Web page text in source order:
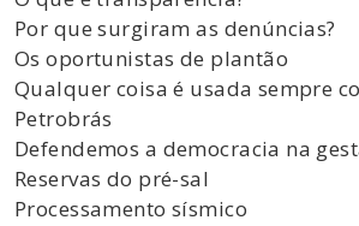
Por que surgiram as denúncias?
Os oportunistas de plantão
Qualquer coisa é usada sempre
Petrobrás
Defendemos a democracia na
Reservas do pré-sal
Processamento sísmico